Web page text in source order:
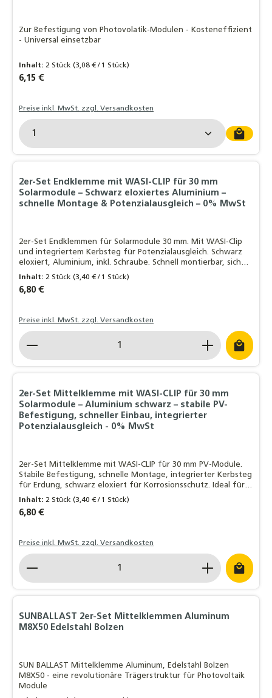
Zur Befestigung von Photovolatik-Modulen - Kosteneffizient
- Universal einsetzbar
Inhalt:2 Stück(3,08 € / 1 Stück)
Regulärer Preis:
6,15 €
Preise inkl. MwSt. zzgl. Versandkosten
Produkt Anzahl: Gib den gewünschten Wert
2er-Set Endklemme mit WASI-CLIP für 30 mm
Solarmodule – Schwarz eloxiertes Aluminium –
schnelle Montage & Potenzialausgleich – 0% MwSt
2er-Set Endklemmen für Solarmodule 30 mm. Mit WASI-Clip
und integriertem Kerbsteg für Potenzialausgleich. Schwarz
eloxiert, Aluminium, inkl. Schraube. Schnell montierbar, sicher
& korrosionsbeständig.
Inhalt:2 Stück(3,40 € / 1 Stück)
Regulärer Preis:
6,80 €
Preise inkl. MwSt. zzgl. Versandkosten
Produkt Anzahl: Gib den gewünschten Wert
2er-Set Mittelklemme mit WASI-CLIP für 30 mm
Solarmodule – Aluminium schwarz – stabile PV-
Befestigung, schneller Einbau, integrierter
Potenzialausgleich - 0% MwSt
2er-Set Mittelklemme mit WASI-CLIP für 30 mm PV-Module.
Stabile Befestigung, schnelle Montage, integrierter Kerbsteg
für Erdung, schwarz eloxiert für Korrosionsschutz. Ideal für
sichere Solarmontage.
Inhalt:2 Stück(3,40 € / 1 Stück)
Regulärer Preis:
6,80 €
Preise inkl. MwSt. zzgl. Versandkosten
Produkt Anzahl: Gib den gewünschten Wert
SUNBALLAST 2er-Set Mittelklemmen Aluminum
M8X50 Edelstahl Bolzen
SUN BALLAST Mittelklemme Aluminum, Edelstahl Bolzen
M8X50 - eine revolutionäre Trägerstruktur für Photovoltaik
Module